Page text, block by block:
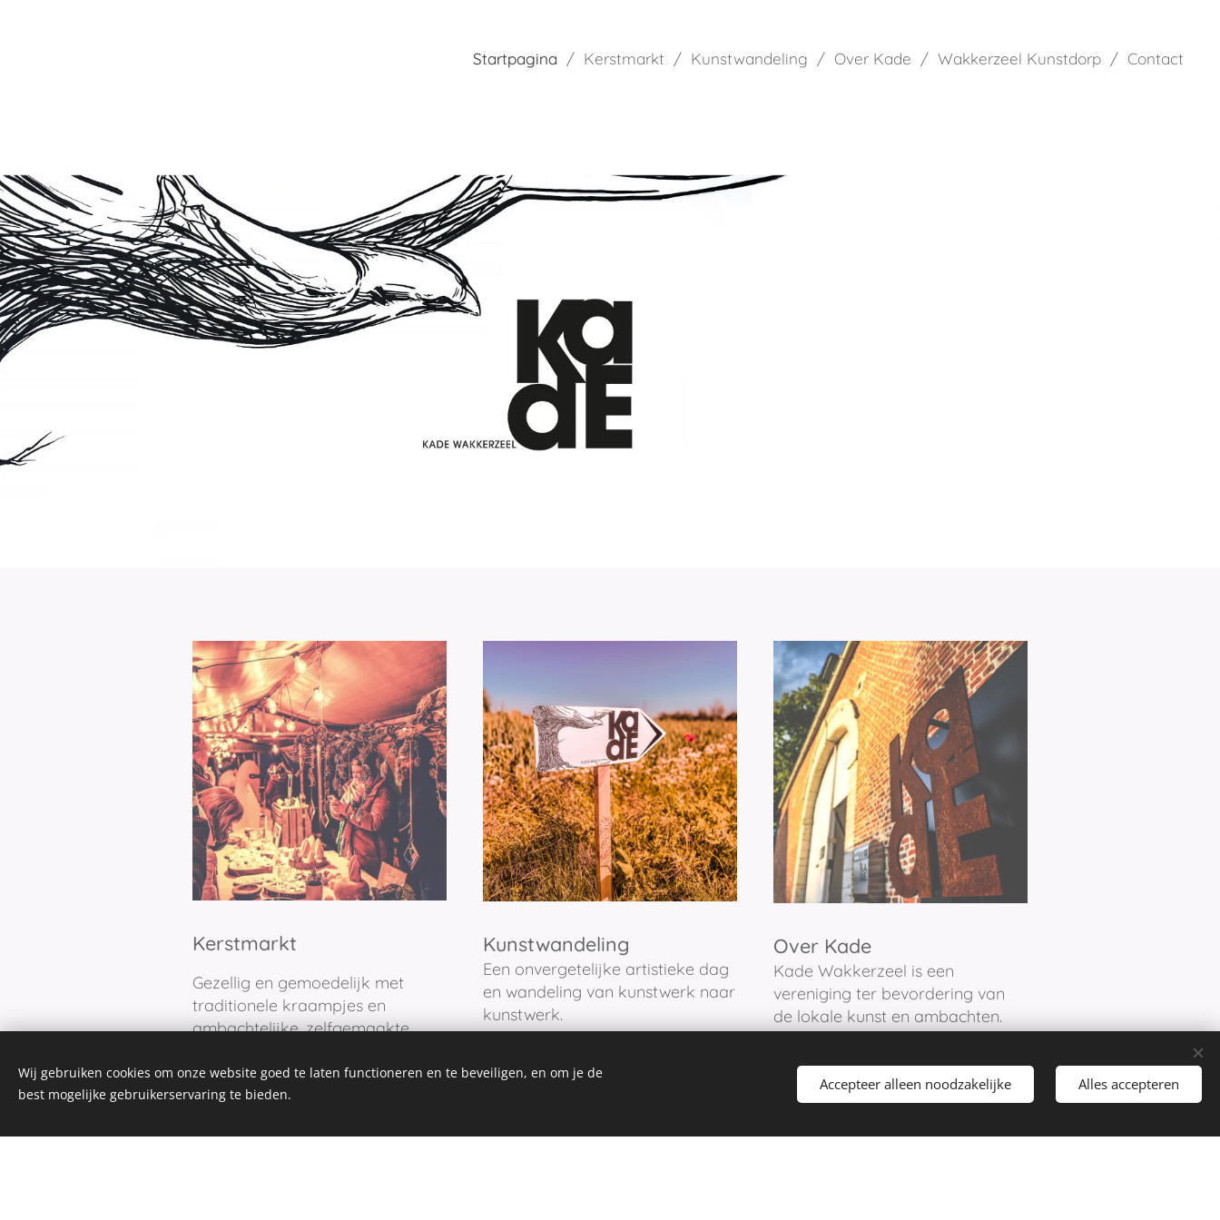
Startpagina Kerstmarkt Kunstwandeling Over Kade Wakkerzeel Kunstdorp Contact
Kerstmarkt
Gezellig en gemoedelijk met
traditionele kraampjes en
ambachtelijke, zelfgemaakte
Kunstwandeling
Een onvergetelijke artistieke dag
en wandeling van kunstwerk naar
kunstwerk.
Over Kade
Kade Wakkerzeel is een
vereniging ter bevordering van
de lokale kunst en ambachten.
Wij gebruiken cookies om onze website goed te laten functioneren en te beveiligen, en om je de
best mogelijke gebruikerservaring te bieden.
Accepteer alleen noodzakelijke Alles accepteren